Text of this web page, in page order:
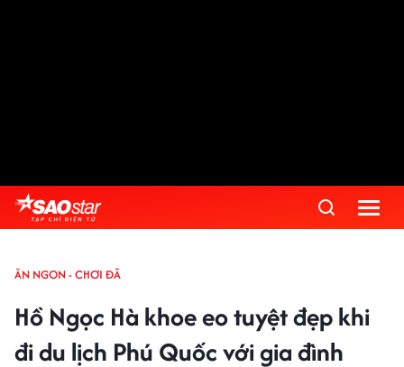
ĂN NGON - CHƠI ĐÃ
Hồ Ngọc Hà khoe eo tuyệt đẹp khi
đi du lịch Phú Quốc với gia đình